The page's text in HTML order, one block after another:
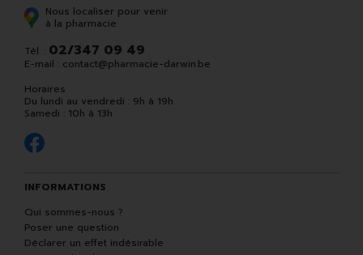
Nous localiser pour venir
à la pharmacie
Tél. : 02/347 09 49
E-mail : contact@pharmacie-darwin.be
Horaires
Du lundi au vendredi : 9h à 19h
Samedi : 10h à 13h
INFORMATIONS
Qui sommes-nous ?
Poser une question
Déclarer un effet indésirable